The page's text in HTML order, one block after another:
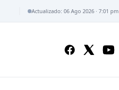
Actualizado: 06 Ago 2026 · 7:01 pm